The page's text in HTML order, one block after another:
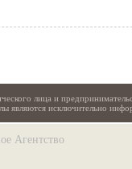
лица и
являются исключительно
Агентство